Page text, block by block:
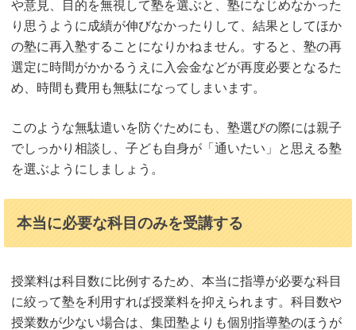
や意見、目的を無視して塾を選ぶと、塾になじめなかった
り思うように成績が伸びなかったりして、結果としてほか
の塾に再入塾することになりかねません。すると、塾の再
選定に時間がかかるうえに入会金などが再度必要となるた
め、時間も費用も無駄になってしまいます。
このような無駄遣いを防ぐためにも、塾選びの際には親子
でしっかり相談し、子ども自身が「通いたい」と思える塾
を選ぶようにしましょう。
本当に必要な科目のみを受講する
授業料は科目数に比例するため、本当に指導が必要な科目
に絞って塾を利用すれば授業料を抑えられます。科目数や
授業数が少ない場合は、集団塾よりも個別指導塾のほうが